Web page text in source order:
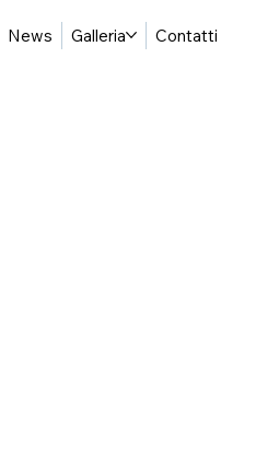
News Galleria Contatti